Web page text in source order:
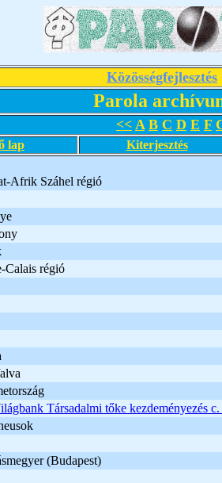
Közösségfejlesztés
Parola
<< A B C D E F
lap Kiterjesztés
Afrik Száhel régió
Calais régió
Társadalmi tőke kezdeményezés
(Budapest)